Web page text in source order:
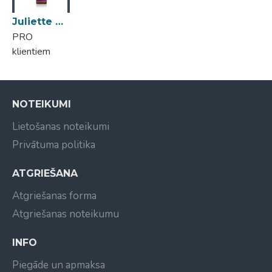
Ādas tips:
Normāla āda, Kombinēta āda, Sausa āda,
Taikaina āda
Juliette Armand Elements Pr 207 Protection Peeling 10ml
PRO
klientiem
NOTEIKUMI
Lietošanas noteikumi
Privātuma politika
ATGRIEŠANA
Atgriešanas forma
Atgriešanas noteikumu
INFO
Piegāde un apmaksa